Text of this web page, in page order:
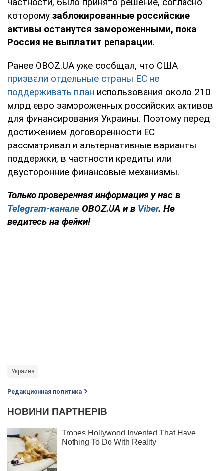
которому заблокированные российские
активы останутся замороженными, пока
Россия не выплатит репарации.
Ранее OBOZ.UA уже сообщал, что США
призвали отдельные страны ЕС не
поддерживать план использования около 210
млрд евро замороженных российских активов
для финансирования Украины. Поэтому перед
достижением договоренности ЕС
рассматривал и альтернативные варианты
поддержки, в частности кредиты или
двусторонние финансовые механизмы.
Только проверенная информация у нас в
Telegram-канале OBOZ.UA и в Viber. Не
ведитесь на фейки!
Украина
Редакционная политика